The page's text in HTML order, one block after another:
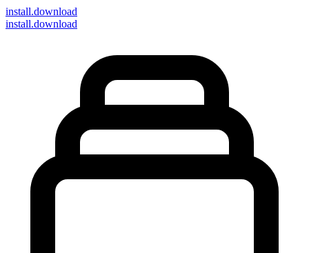
install.download
install.download